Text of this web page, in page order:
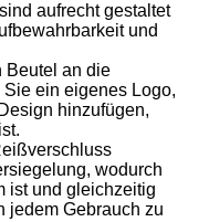
aufrecht gestaltet
und
Beutel an die
ein eigenes Logo,
hinzufügen,
wodurch
ist und gleichzeitig
jedem Gebrauch zu